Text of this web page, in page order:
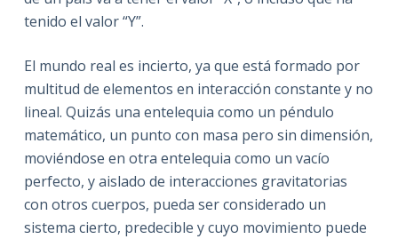
tenido el valor “Y”.
El mundo real es incierto, ya que está formado por
multitud de elementos en interacción constante y no
lineal. Quizás una entelequia como un péndulo
matemático, un punto con masa pero sin dimensión,
moviéndose en otra entelequia como un vacío
perfecto, y aislado de interacciones gravitatorias
con otros cuerpos, pueda ser considerado un
sistema cierto, predecible y cuyo movimiento puede